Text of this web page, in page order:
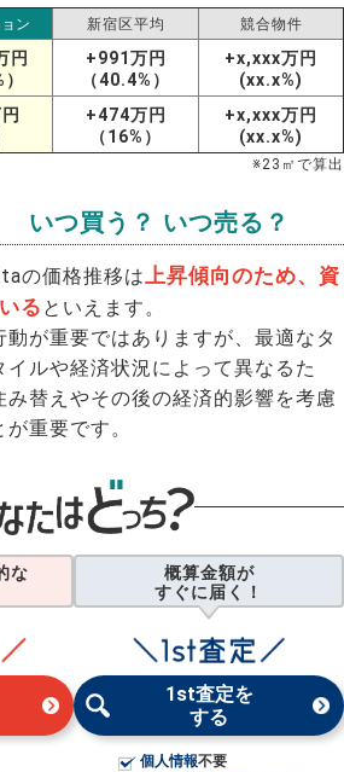
ン 新宿区平均 競合物件
円
+991万円
（40.4%）
+x,xxx万円
(xx.x%)
+474万円
（16%）
+x,xxx万円
(xx.x%)
※23 ㎡で算出
いつ買う？ いつ売る？
の価格推移は 上昇傾向のため、資
る といえます。
が重要ではありますが、最適なタ
ルや経済状況によって異なるた
替えやその後の経済的影響を考慮
重要です。
な
概算金額が
すぐに届く！
1st査定を
する
個人情報不要